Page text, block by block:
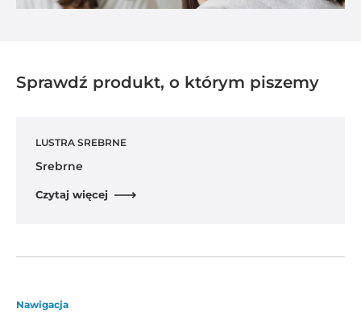
Sprawdź produkt, o którym piszemy
LUSTRA SREBRNE
Srebrne
Czytaj więcej
Nawigacja